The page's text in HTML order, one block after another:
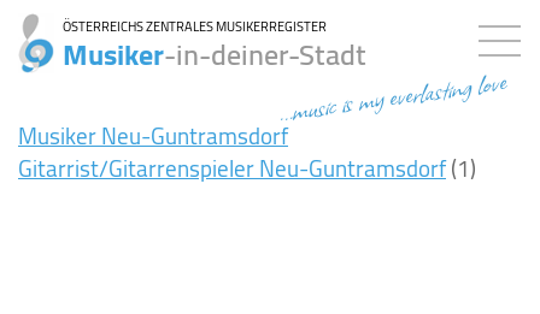
ÖSTERREICHS ZENTRALES MUSIKERREGISTER
Musiker-in-deiner-Stadt
...music is my everlasting love
Musiker Neu-Guntramsdorf
Gitarrist/Gitarrenspieler Neu-Guntramsdorf(1)